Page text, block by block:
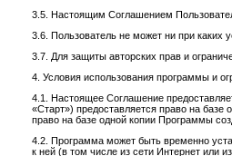
3.5. Настоящим Соглашением
3.6. Пользователь не может ни при каких
3.7. Для защиты авторских прав и
4. Условия использования программы и
4.1. Настоящее Соглашение
«Старт») предоставляется право на
право на базе одной копии Программы
4.2. Программа может быть временно
к ней (в том числе из сети Интернет или